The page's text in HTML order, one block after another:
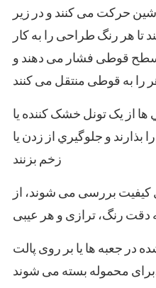
حرکت می کنند و در زیر
هر رنگ طراحی را به کار
قوطی فشار می دهند و
از يک تونل خشک کننده يا
بذارند و جلوگيري از زدن يا
زخم بزنند
بررسی می شوند، از
در جعبه ها یا بر روی پالت